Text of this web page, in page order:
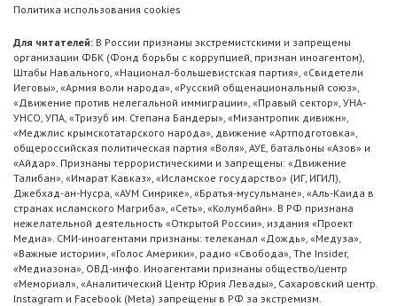
Политика использования cookies
Для читателей: В России признаны экстремистскими и запрещены
организации ФБК (Фонд борьбы с коррупцией, признан иноагентом),
Штабы Навального, «Национал-большевистская партия», «Свидетели
Иеговы», «Армия воли народа», «Русский общенациональный союз»,
«Движение против нелегальной иммиграции», «Правый сектор», УНА-
УНСО, УПА, «Тризуб им. Степана Бандеры», «Мизантропик дивижн»,
«Меджлис крымскотатарского народа», движение «Артподготовка»,
общероссийская политическая партия «Воля», АУЕ, батальоны «Азов» и
«Айдар». Признаны террористическими и запрещены: «Движение
Талибан», «Имарат Кавказ», «Исламское государство» (ИГ, ИГИЛ),
Джебхад-ан-Нусра, «АУМ Синрике», «Братья-мусульмане», «Аль-Каида в
странах исламского Магриба», «Сеть», «Колумбайн». В РФ признана
нежелательной деятельность «Открытой России», издания «Проект
Медиа». СМИ-иноагентами признаны: телеканал «Дождь», «Медуза»,
«Важные истории», «Голос Америки», радио «Свобода», The Insider,
«Медиазона», ОВД-инфо. Иноагентами признаны общество/центр
«Мемориал», «Аналитический Центр Юрия Левады», Сахаровский центр.
Instagram и Facebook (Metа) запрещены в РФ за экстремизм.